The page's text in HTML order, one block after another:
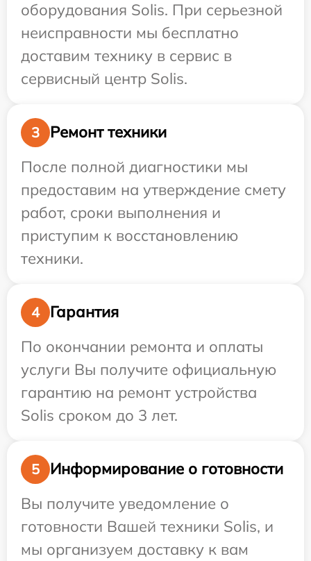
оборудования Solis. При серьезной
неисправности мы бесплатно
доставим технику в сервис в
сервисный центр Solis.
3
Ремонт техники
После полной диагностики мы
предоставим на утверждение смету
работ, сроки выполнения и
приступим к восстановлению
техники.
4
Гарантия
По окончании ремонта и оплаты
услуги Вы получите официальную
гарантию на ремонт устройства
Solis сроком до 3 лет.
5
Информирование о готовности
Вы получите уведомление о
готовности Вашей техники Solis, и
мы организуем доставку к вам